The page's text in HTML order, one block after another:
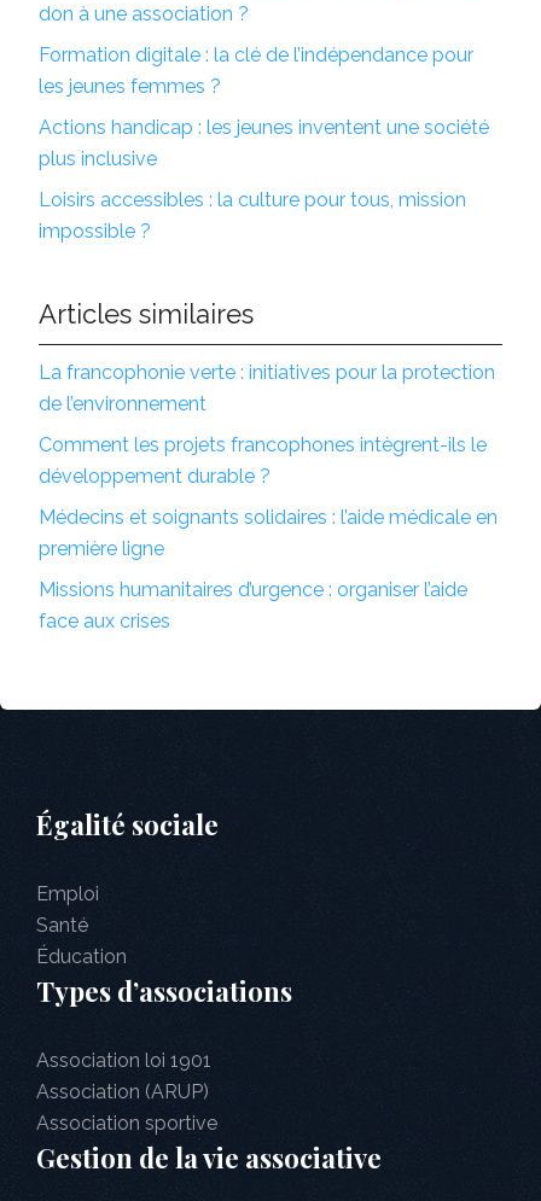
don à une association ?
Formation digitale : la clé de l’indépendance pour
les jeunes femmes ?
Actions handicap : les jeunes inventent une société
plus inclusive
Loisirs accessibles : la culture pour tous, mission
impossible ?
Articles similaires
La francophonie verte : initiatives pour la protection
de l’environnement
Comment les projets francophones intègrent-ils le
développement durable ?
Médecins et soignants solidaires : l’aide médicale en
première ligne
Missions humanitaires d’urgence : organiser l’aide
face aux crises
Égalité sociale
Emploi
Santé
Éducation
Types d’associations
Association loi 1901
Association (ARUP)
Association sportive
Gestion de la vie associative